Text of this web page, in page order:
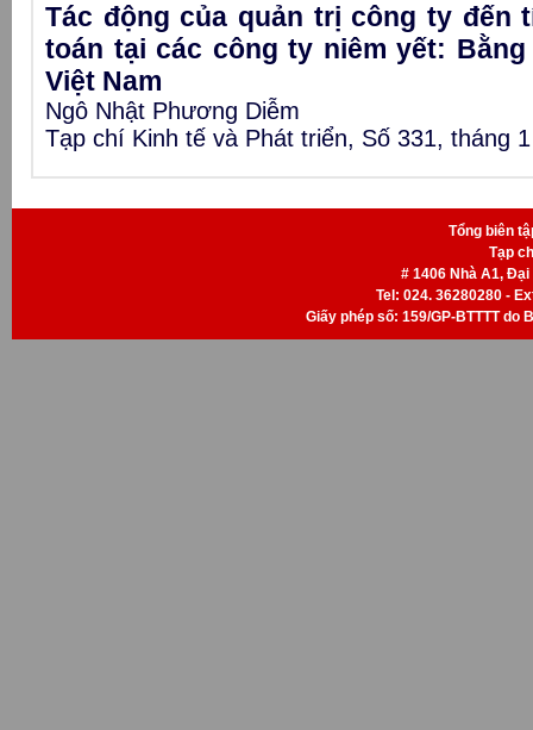
Tác động của quản trị công ty đến
toán tại các công ty niêm yết:
Việt Nam
Ngô Nhật Phương Diễm
Tạp chí Kinh tế và Phát triển, Số 331, tháng
Tổng biên
Tạp
# 1406 Nhà A1, Đại
Tel: 024. 36280280 -
Giấy phép số: 159/GP-BTTTT do